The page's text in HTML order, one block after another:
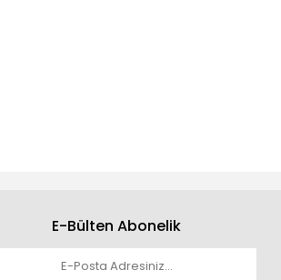
E-Bülten Abonelik